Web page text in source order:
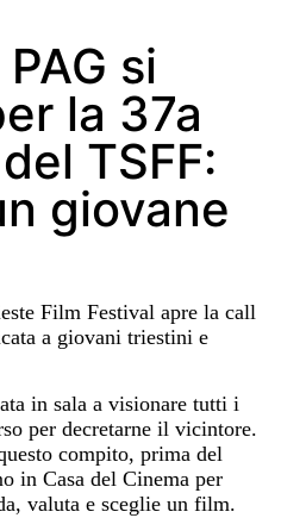
si
la 37a
TSFF:
giovane
Film Festival apre la call
a giovani triestini e
in sala a visionare tutti i
per decretarne il vicintore.
compito, prima del
in Casa del Cinema per
valuta e sceglie un film.